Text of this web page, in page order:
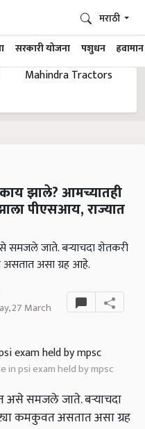
सरकारी योजना पशुधन हवामान
मराठी
झाले? आमच्यातही
पीएसआय, राज्यात
समजले जाते. बऱ्याचदा शेतकरी
असा ग्रह आहे.
27 March
psi exam held by mpsc
असे समजले जाते. बऱ्याचदा
कमकुवत असतात असा ग्रह